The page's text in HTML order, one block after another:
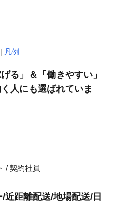
| 凡例
る」＆「働きやすい」
人にも選ばれていま
/ 契約社員
近距離配送/地場配送/日